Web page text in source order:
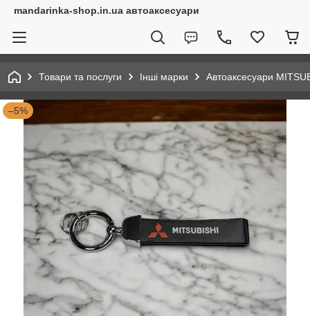
mandarinka-shop.in.ua автоаксесуари
Товари та послуги Інші марки Автоаксесуари
–5%